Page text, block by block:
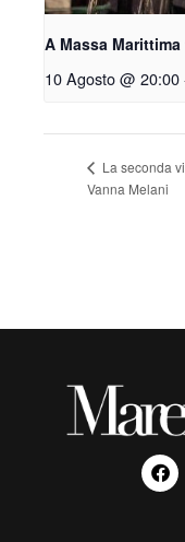
A Massa
10 Agosto @ 20:00
La seconda
Vanna Melani